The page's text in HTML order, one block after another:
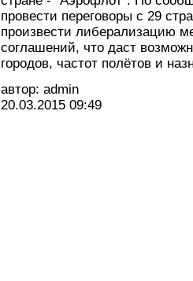
провести переговоры с 29
произвести либерализацию
соглашений, что даст
городов, частот полётов и
автор: admin
20.03.2015 09:49